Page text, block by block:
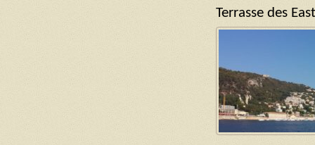
Terrasse des